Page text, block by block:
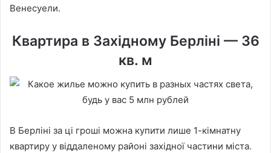
Венесуели.
Квартира в Західному Берліні — 36
кв. м
В Берліні за ці гроші можна купити лише 1-кімнатну
квартиру у віддаленому районі західної частини міста.